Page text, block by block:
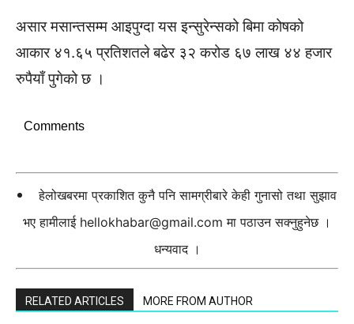
असार मसान्तसम्म आइपुग्दा यस इन्सुरेन्सको बिमा कोषको
आकार ४१.६५ प्रतिशतले बढेर ३२ करोड ६७ लाख ४४ हजार
रुपैयाँ पुगेको छ ।
Comments
हेलोखबरमा प्रकाशित कुनै पनि सामग्रीबारे केही गुनासो तथा सुझाव
भए हामीलाई hellokhabar@gmail.com मा पठाउन सक्नुहुनेछ ।
धन्यवाद ।
RELATED ARTICLES MORE FROM AUTHOR